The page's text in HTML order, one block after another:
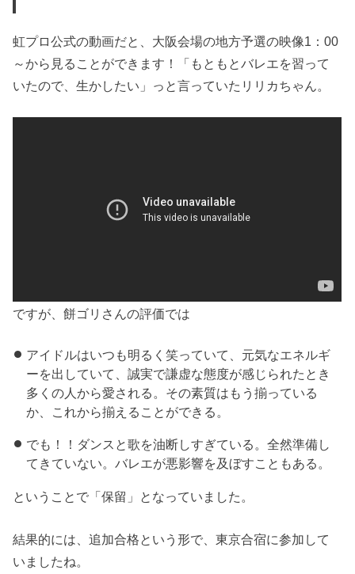
虹プロ公式の動画だと、大阪会場の地方予選の映像1：00
～から見ることができます！「もともとバレエを習って
いたので、生かしたい」っと言っていたリリカちゃん。
ですが、餅ゴリさんの評価では
アイドルはいつも明るく笑っていて、元気なエネルギ
ーを出していて、誠実で謙虚な態度が感じられたとき
多くの人から愛される。その素質はもう揃っている
か、これから揃えることができる。
でも！！ダンスと歌を油断しすぎている。全然準備し
てきていない。バレエが悪影響を及ぼすこともある。
ということで「保留」となっていました。
結果的には、追加合格という形で、東京合宿に参加して
いましたね。